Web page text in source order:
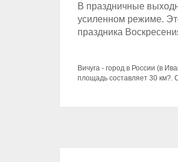
В праздничные
усиленном режиме.
праздника
Вичуга - город в России (в
площадь составляет 30 км?.